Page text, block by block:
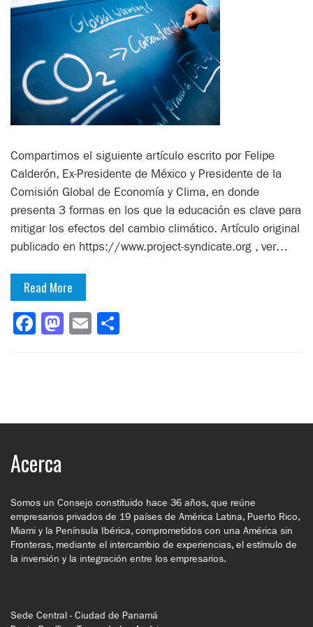
Compartimos el siguiente artículo escrito por Felipe
Calderón, Ex-Presidente de México y Presidente de la
Comisión Global de Economía y Clima, en donde
presenta 3 formas en los que la educación es clave para
mitigar los efectos del cambio climático. Artículo original
publicado en https://www.project-syndicate.org , ver…
Read More
Facebook
Mastodon
Email
Acerca
Somos un Consejo constituido hace 36 años, que reúne
empresarios privados de 19 países de América Latina, Puerto Rico,
Miami y la Península Ibérica, comprometidos con una América sin
Fronteras, mediante el intercambio de experiencias, el estímulo de
la inversión y la integración entre los empresarios.
Sede Central - Ciudad de Panamá